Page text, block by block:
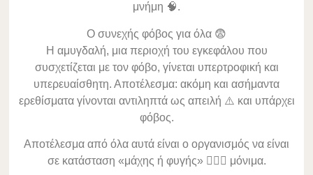
μνήμη 🧠.
Ο συνεχής φόβος για όλα 😨
Η αμυγδαλή, μια περιοχή του εγκεφάλου που
συσχετίζεται με τον φόβο, γίνεται υπερτροφική και
υπερευαίσθητη. Αποτέλεσμα: ακόμη και ασήμαντα
ερεθίσματα γίνονται αντιληπτά ως απειλή ⚠️ και υπάρχει
φόβος.
Αποτέλεσμα από όλα αυτά είναι ο οργανισμός να είναι
σε κατάσταση «μάχης ή φυγής» 🏃‍♂️⚔️ μόνιμα.